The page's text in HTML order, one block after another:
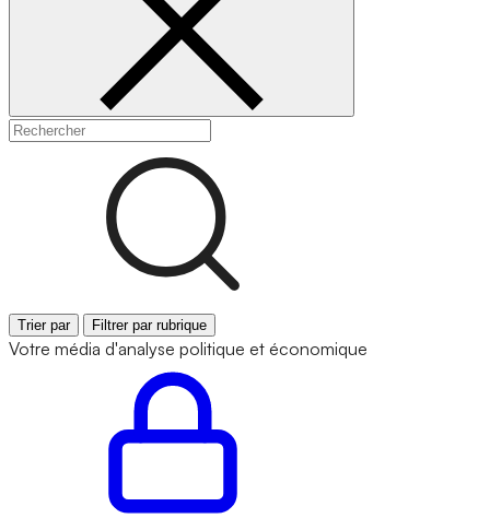
Trier par Filtrer par rubrique
Votre média d'analyse politique et économique